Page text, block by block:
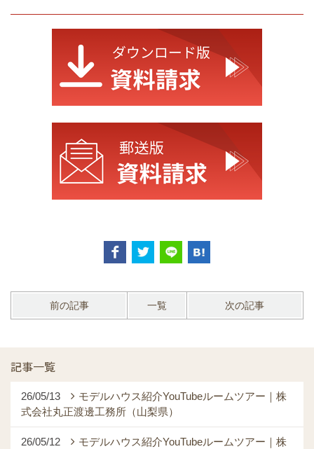
前の記事 一覧 次の記事
記事一覧
26/05/13
モデルハウス紹介YouTubeルームツアー｜株
式会社丸正渡邊工務所（山梨県）
26/05/12
モデルハウス紹介YouTubeルームツアー｜株